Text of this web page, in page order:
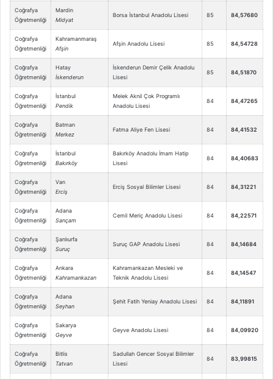
Coğrafya
Öğretmenliği
Mardin
Midyat
Borsa İstanbul Anadolu Lisesi 85 84,57680
Coğrafya
Öğretmenliği
Kahramanmaraş
Afşin
Afşin Anadolu Lisesi 85 84,54728
Coğrafya
Öğretmenliği
Hatay
İskenderun
İskenderun Demir Çelik Anadolu
Lisesi
85 84,51870
Coğrafya
Öğretmenliği
İstanbul
Pendik
Melek Aknil Çok Programlı
Anadolu Lisesi
84 84,47265
Coğrafya
Öğretmenliği
Batman
Merkez
Fatma Aliye Fen Lisesi 84 84,41532
Coğrafya
Öğretmenliği
İstanbul
Bakırköy
Bakırköy Anadolu İmam Hatip
Lisesi
84 84,40683
Coğrafya
Öğretmenliği
Van
Erciş
Erciş Sosyal Bilimler Lisesi 84 84,31221
Coğrafya
Öğretmenliği
Adana
Sarıçam
Cemil Meriç Anadolu Lisesi 84 84,22571
Coğrafya
Öğretmenliği
Şanlıurfa
Suruç
Suruç GAP Anadolu Lisesi 84 84,14684
Coğrafya
Öğretmenliği
Ankara
Kahramankazan
Kahramankazan Mesleki ve
Teknik Anadolu Lisesi
84 84,14547
Coğrafya
Öğretmenliği
Adana
Seyhan
Şehit Fatih Yeniay Anadolu Lisesi 84 84,11891
Coğrafya
Öğretmenliği
Sakarya
Geyve
Geyve Anadolu Lisesi 84 84,09920
Coğrafya
Öğretmenliği
Bitlis
Tatvan
Sadullah Gencer Sosyal Bilimler
Lisesi
84 83,99815